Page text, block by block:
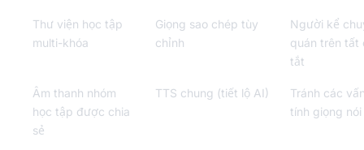
Thư viện học tập
multi-khóa
Giọng sao chép tùy
chỉnh
Người kể
quán trên tất
tắt
Âm thanh nhóm
học tập được chia
sẻ
TTS chung (tiết lộ AI)
Tránh các
tính giọng nói